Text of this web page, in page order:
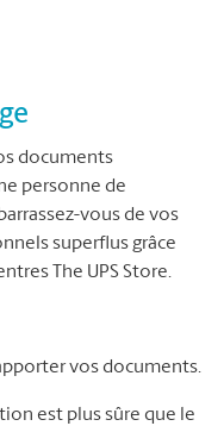
documents
personne de
vous de vos
superflus grâce
The UPS Store.
vos documents.
est plus sûre que le